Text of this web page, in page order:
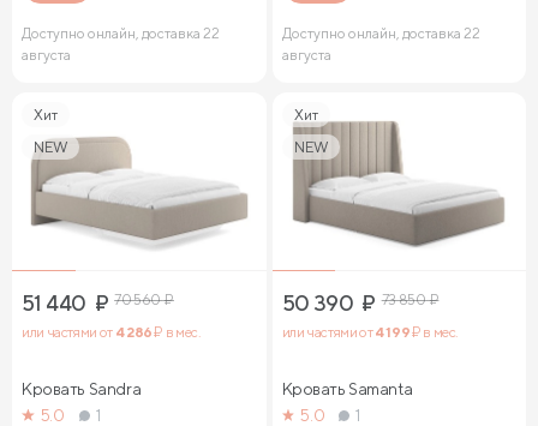
Доступно онлайн, доставка 22
августа
Доступно онлайн, доставка 22
августа
Хит
NEW
51 440 ₽ 70 560₽
или частями от 4 286₽ в мес.
Кровать Sandra
5.0
1
Хит
NEW
50 390 ₽ 73 850₽
или частями от4 199₽ в мес.
Кровать Samanta
5.0
1